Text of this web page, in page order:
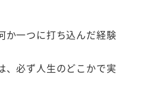
か一つに打ち込んだ経験
、必ず人生のどこかで実